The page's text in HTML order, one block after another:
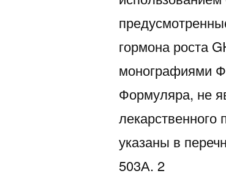
гормона роста
монографиями
Формуляра, не
указаны в
503А. 2